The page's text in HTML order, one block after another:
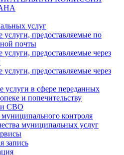
услуг
предоставляемые по
почты
предоставляемые через
предоставляемые через
услуги в сфере переданных
и попечительству
СВО
контроля
муниципальных услуг
запись